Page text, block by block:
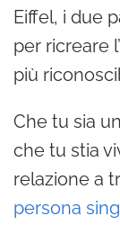
Eiffel, i due
per ricreare
più
Che tu sia
che tu stia
relazione a
persona